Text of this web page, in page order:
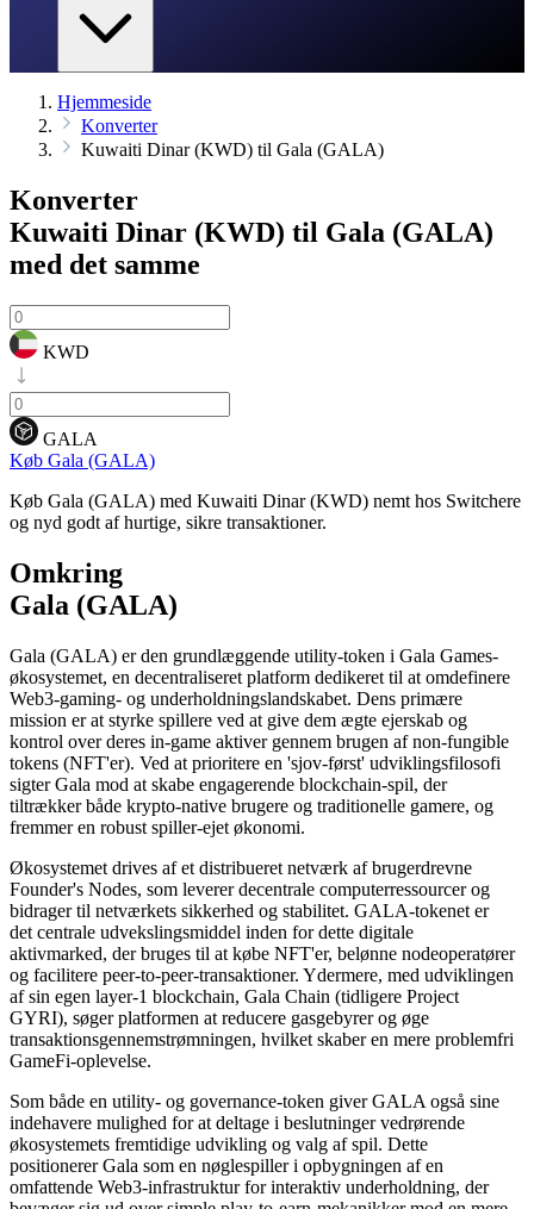
Hjemmeside
Konverter
Kuwaiti Dinar (KWD) til Gala (GALA)
Konverter
Kuwaiti Dinar (KWD) til Gala (GALA)
med det samme
KWD
GALA
Køb Gala (GALA)
Køb Gala (GALA) med Kuwaiti Dinar (KWD) nemt hos Switchere
og nyd godt af hurtige, sikre transaktioner.
Omkring
Gala (GALA)
Gala (GALA) er den grundlæggende utility-token i Gala Games-
økosystemet, en decentraliseret platform dedikeret til at omdefinere
Web3-gaming- og underholdningslandskabet. Dens primære
mission er at styrke spillere ved at give dem ægte ejerskab og
kontrol over deres in-game aktiver gennem brugen af non-fungible
tokens (NFT'er). Ved at prioritere en 'sjov-først' udviklingsfilosofi
sigter Gala mod at skabe engagerende blockchain-spil, der
tiltrækker både krypto-native brugere og traditionelle gamere, og
fremmer en robust spiller-ejet økonomi.
Økosystemet drives af et distribueret netværk af brugerdrevne
Founder's Nodes, som leverer decentrale computerressourcer og
bidrager til netværkets sikkerhed og stabilitet. GALA-tokenet er
det centrale udvekslingsmiddel inden for dette digitale
aktivmarked, der bruges til at købe NFT'er, belønne nodeoperatører
og facilitere peer-to-peer-transaktioner. Ydermere, med udviklingen
af sin egen layer-1 blockchain, Gala Chain (tidligere Project
GYRI), søger platformen at reducere gasgebyrer og øge
transaktionsgennemstrømningen, hvilket skaber en mere problemfri
GameFi-oplevelse.
Som både en utility- og governance-token giver GALA også sine
indehavere mulighed for at deltage i beslutninger vedrørende
økosystemets fremtidige udvikling og valg af spil. Dette
positionerer Gala som en nøglespiller i opbygningen af en
omfattende Web3-infrastruktur for interaktiv underholdning, der